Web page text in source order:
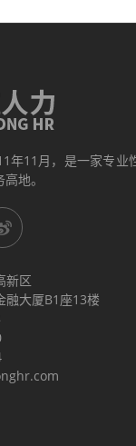
年11月，是一家专业
地。
新区
融大厦B1座13楼